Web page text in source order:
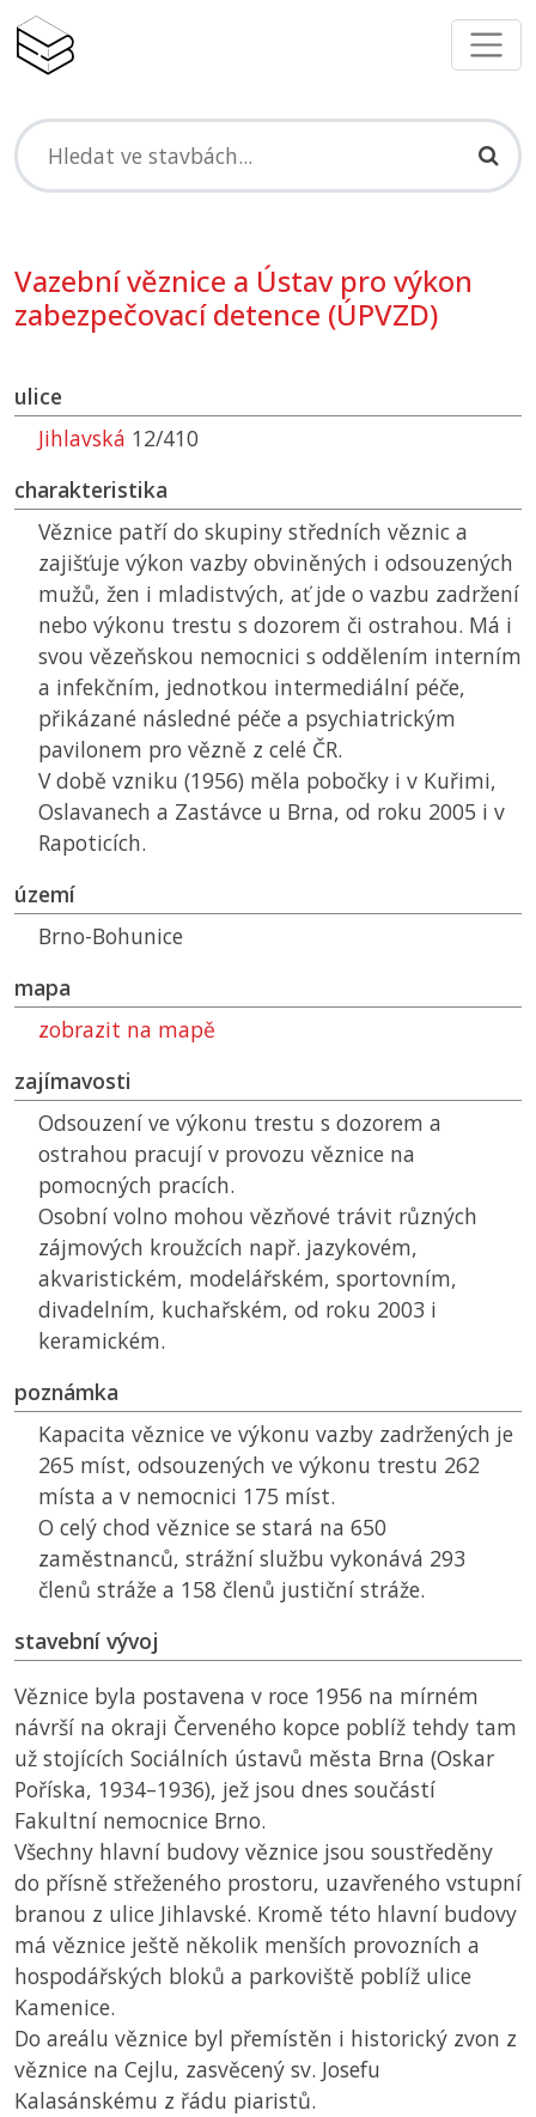
Vazební věznice a Ústav pro výkon
zabezpečovací detence (ÚPVZD)
ulice
Jihlavská 12/410
charakteristika
Věznice patří do skupiny středních věznic a
zajišťuje výkon vazby obviněných i odsouzených
mužů, žen i mladistvých, ať jde o vazbu zadržení
nebo výkonu trestu s dozorem či ostrahou. Má i
svou vězeňskou nemocnici s oddělením interním
a infekčním, jednotkou intermediální péče,
přikázané následné péče a psychiatrickým
pavilonem pro vězně z celé ČR.
V době vzniku (1956) měla pobočky i v Kuřimi,
Oslavanech a Zastávce u Brna, od roku 2005 i v
Rapoticích.
území
Brno-Bohunice
mapa
zobrazit na mapě
zajímavosti
Odsouzení ve výkonu trestu s dozorem a
ostrahou pracují v provozu věznice na
pomocných pracích.
Osobní volno mohou vězňové trávit různých
zájmových kroužcích např. jazykovém,
akvaristickém, modelářském, sportovním,
divadelním, kuchařském, od roku 2003 i
keramickém.
poznámka
Kapacita věznice ve výkonu vazby zadržených je
265 míst, odsouzených ve výkonu trestu 262
místa a v nemocnici 175 míst.
O celý chod věznice se stará na 650
zaměstnanců, strážní službu vykonává 293
členů stráže a 158 členů justiční stráže.
stavební vývoj
Věznice byla postavena v roce 1956 na mírném
návrší na okraji Červeného kopce poblíž tehdy tam
už stojících Sociálních ústavů města Brna (Oskar
Poříska, 1934–1936), jež jsou dnes součástí
Fakultní nemocnice Brno.
Všechny hlavní budovy věznice jsou soustředěny
do přísně střeženého prostoru, uzavřeného vstupní
branou z ulice Jihlavské. Kromě této hlavní budovy
má věznice ještě několik menších provozních a
hospodářských bloků a parkoviště poblíž ulice
Kamenice.
Do areálu věznice byl přemístěn i historický zvon z
věznice na Cejlu, zasvěcený sv. Josefu
Kalasánskému z řádu piaristů.